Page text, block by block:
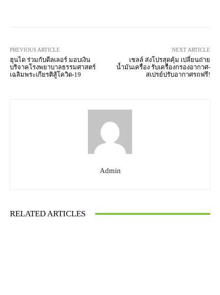
PREVIOUS ARTICLE
ฮุนได ร่วมกับดีลเลอร์ มอบเงิน
บริจาคโรงพยาบาลธรรมศาสตร์
เฉลิมพระเกียรติสู้โควิด-19
NEXT ARTICLE
เชลล์ ส่งโปรสุดคุ้ม เปลี่ยนถ่าย
น้ำมันเครื่อง รับเครื่องกรองอากาศ-
สเปรย์ปรับอากาศรถฟรี!
Admin
RELATED ARTICLES